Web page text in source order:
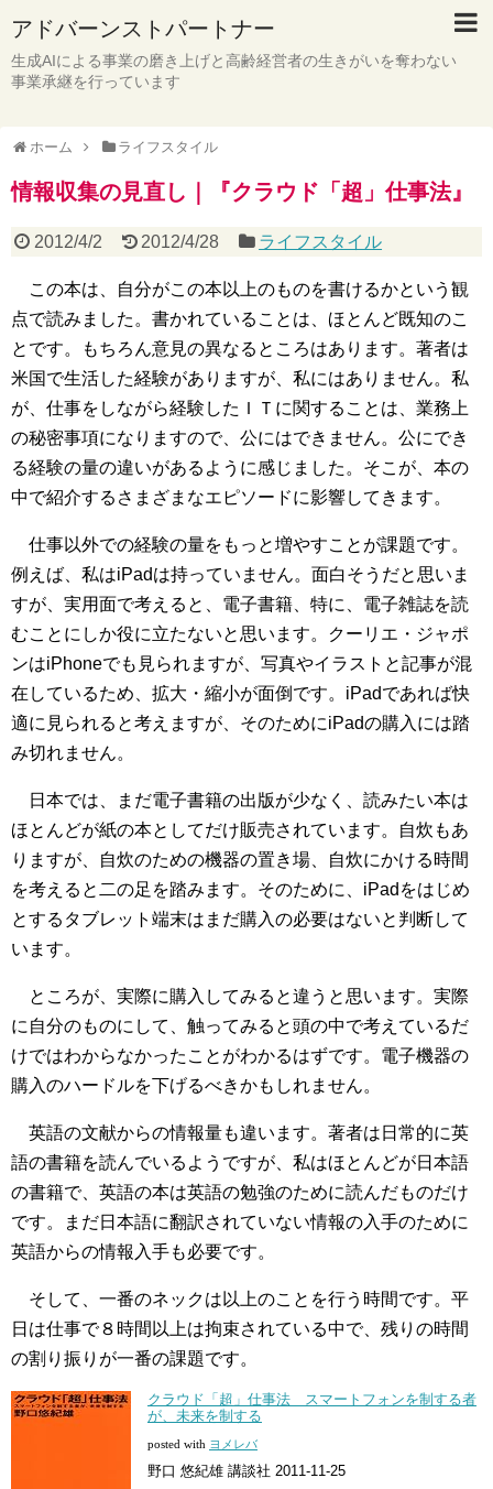
アドバーンストパートナー
生成AIによる事業の磨き上げと高齢経営者の生きがいを奪わない
事業承継を行っています
ホーム ライフスタイル
情報収集の見直し｜『クラウド「超」仕事法』
2012/4/2 2012/4/28 ライフスタイル
この本は、自分がこの本以上のものを書けるかという観
点で読みました。書かれていることは、ほとんど既知のこ
とです。もちろん意見の異なるところはあります。著者は
米国で生活した経験がありますが、私にはありません。私
が、仕事をしながら経験したＩＴに関することは、業務上
の秘密事項になりますので、公にはできません。公にでき
る経験の量の違いがあるように感じました。そこが、本の
中で紹介するさまざまなエピソードに影響してきます。
仕事以外での経験の量をもっと増やすことが課題です。
例えば、私はiPadは持っていません。面白そうだと思いま
すが、実用面で考えると、電子書籍、特に、電子雑誌を読
むことにしか役に立たないと思います。クーリエ・ジャポ
ンはiPhoneでも見られますが、写真やイラストと記事が混
在しているため、拡大・縮小が面倒です。iPadであれば快
適に見られると考えますが、そのためにiPadの購入には踏
み切れません。
日本では、まだ電子書籍の出版が少なく、読みたい本は
ほとんどが紙の本としてだけ販売されています。自炊もあ
りますが、自炊のための機器の置き場、自炊にかける時間
を考えると二の足を踏みます。そのために、iPadをはじめ
とするタブレット端末はまだ購入の必要はないと判断して
います。
ところが、実際に購入してみると違うと思います。実際
に自分のものにして、触ってみると頭の中で考えているだ
けではわからなかったことがわかるはずです。電子機器の
購入のハードルを下げるべきかもしれません。
英語の文献からの情報量も違います。著者は日常的に英
語の書籍を読んでいるようですが、私はほとんどが日本語
の書籍で、英語の本は英語の勉強のために読んだものだけ
です。まだ日本語に翻訳されていない情報の入手のために
英語からの情報入手も必要です。
そして、一番のネックは以上のことを行う時間です。平
日は仕事で８時間以上は拘束されている中で、残りの時間
の割り振りが一番の課題です。
クラウド「超」仕事法 スマートフォンを制する者
が、未来を制する
posted with ヨメレバ
野口 悠紀雄 講談社 2011-11-25